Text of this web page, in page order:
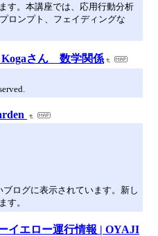
す。本講座では、応用行動分析
ロンプト、フェイディングな
Kogaさん 数学関係
ブログに表示されています。新し
す。
イエロー運行情報 | OYAJI